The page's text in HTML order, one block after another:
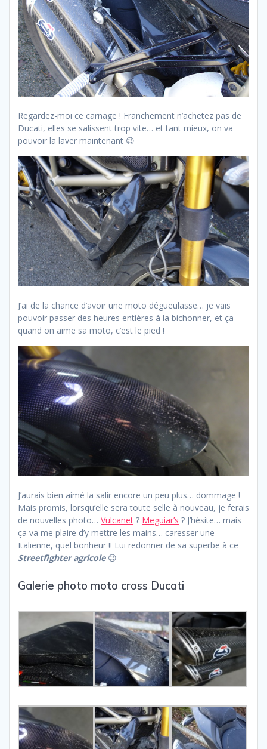
Regardez-moi ce carnage ! Franchement n’achetez pas de
Ducati, elles se salissent trop vite… et tant mieux, on va
pouvoir la laver maintenant 😉
J’ai de la chance d’avoir une moto dégueulasse… je vais
pouvoir passer des heures entières à la bichonner, et ça
quand on aime sa moto, c’est le pied !
J’aurais bien aimé la salir encore un peu plus… dommage !
Mais promis, lorsqu’elle sera toute selle à nouveau, je ferais
de nouvelles photo… Vulcanet ? Meguiar’s ? J’hésite… mais
ça va me plaire d’y mettre les mains… caresser une
Italienne, quel bonheur !! Lui redonner de sa superbe à ce
Streetfighter agricole😉
Galerie photo moto cross Ducati